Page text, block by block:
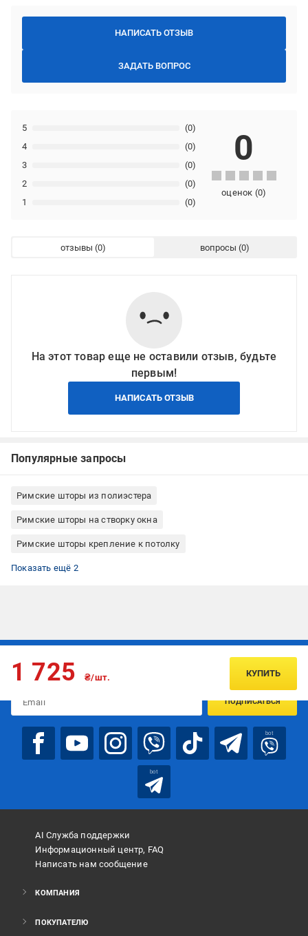
НАПИСАТЬ ОТЗЫВ
ЗАДАТЬ ВОПРОС
1 (0)
2 (0)
3 (0)
4 (0)
5 (0)
0
оценок (0)
отзывы вопросы
На этот товар еще не оставили отзыв, будьте
первым!
НАПИСАТЬ ОТЗЫВ
Популярные запросы
Римские шторы из полиэстера
Римские шторы на створку окна
Римские шторы крепление к потолку
Римские шторы крепление к стене
Римские шторы Rollotex
Показать ещё 2
1 725 ₴/шт. КУПИТЬ
Подписывайтесь, чтобы узнавать первым об акцияx и
ПОДПИСАТЬСЯ
bot
bot
AI Служба поддержки
Информационный центр, FAQ
Написать нам сообщение
КОМПАНИЯ
ПОКУПАТЕЛЮ